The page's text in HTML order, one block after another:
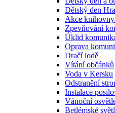
Dětský den
Akce
Zpevňování
Úklid
Oprava
Dračí lodě
Vítání občánků
Voda v Kersku
Odstranění
Instalace
Vánoční
Betlémské